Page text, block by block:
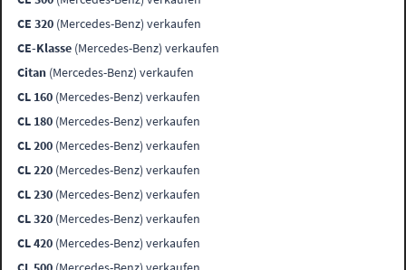
CE 320 (Mercedes-Benz) verkaufen
CE-Klasse (Mercedes-Benz) verkaufen
Citan (Mercedes-Benz) verkaufen
CL 160 (Mercedes-Benz) verkaufen
CL 180 (Mercedes-Benz) verkaufen
CL 200 (Mercedes-Benz) verkaufen
CL 220 (Mercedes-Benz) verkaufen
CL 230 (Mercedes-Benz) verkaufen
CL 320 (Mercedes-Benz) verkaufen
CL 420 (Mercedes-Benz) verkaufen